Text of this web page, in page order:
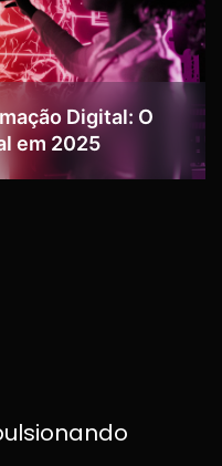
Digital: O
em 2025